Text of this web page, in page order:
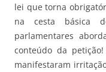
lei que torna
na cesta básica
parlamentares
conteúdo da
manifestaram